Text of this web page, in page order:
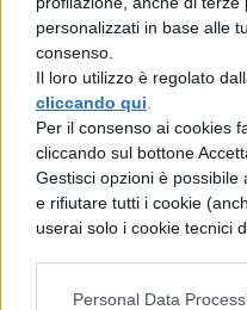
personalizzati in base alle
consenso.
Il loro utilizzo è regolato
cliccando qui
Per il consenso ai cookies
cliccando sul bottone
Gestisci opzioni è
e rifiutare tutti i cookie
userai solo i cookie tecnici
Personal Data
TI